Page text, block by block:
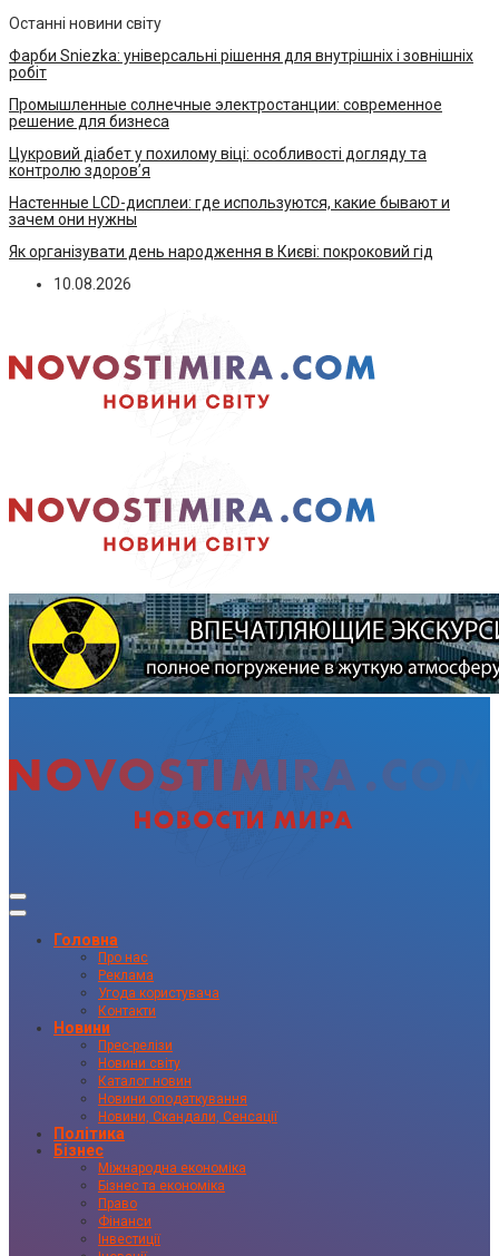
Останні новини світу
Фарби Sniezka: універсальні рішення для внутрішніх і зовнішніх
робіт
Промышленные солнечные электростанции: современное
решение для бизнеса
Цукровий діабет у похилому віці: особливості догляду та
контролю здоров’я
Настенные LCD-дисплеи: где используются, какие бывают и
зачем они нужны
Як організувати день народження в Києві: покроковий гід
10.08.2026
Головна
Про нас
Реклама
Угода користувача
Контакти
Новини
Прес-релізи
Новини світу
Каталог новин
Новини оподаткування
Новини, Скандали, Сенсації
Політика
Бізнес
Міжнародна економіка
Бізнес та економіка
Право
Фінанси
Інвестиції